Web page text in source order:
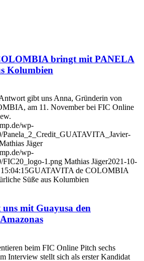
bringt mit PANELA
Kolumbien
gibt uns Anna, Gründerin von
am 11. November bei FIC Online
wp-
Panela_2_Credit_GUATAVITA_Javier-
Jäger
wp-
FIC20_logo-1.png Mathias Jäger2021-10-
GUATAVITA de COLOMBIA
Süße aus Kolumbien
mit Guayusa den
beim FIC Online Pitch sechs
Interview stellt sich als erster Kandidat